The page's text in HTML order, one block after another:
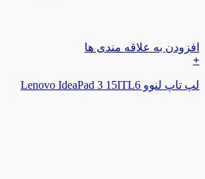
افزودن به علاقه مندی ها
+
لپ تاپ لنوو Lenovo IdeaPad 3 15ITL6